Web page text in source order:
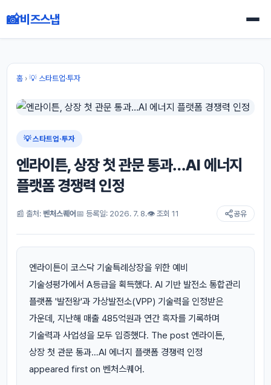
📸비즈스냅
홈› 💡 스타트업·투자
💡 스타트업·투자
엔라이튼, 상장 첫 관문 통과…AI 에너지
플랫폼 경쟁력 인정
📰 출처: 벤처스퀘어📅 등록일: 2026. 7. 8.👁 조회 11 공유
엔라이튼이 코스닥 기술특례상장을 위한 예비
기술성평가에서 A등급을 획득했다. AI 기반 발전소 통합관리
플랫폼 '발전왕'과 가상발전소(VPP) 기술력을 인정받은
가운데, 지난해 매출 485억원과 연간 흑자를 기록하며
기술력과 사업성을 모두 입증했다. The post 엔라이튼,
상장 첫 관문 통과…AI 에너지 플랫폼 경쟁력 인정
appeared first on 벤처스퀘어.